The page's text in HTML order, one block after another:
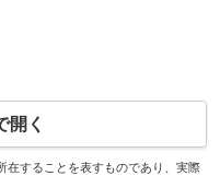
開く
することを表すものであり、実際